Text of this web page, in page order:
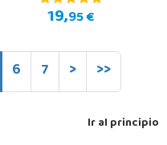
19,95 €
6 7 > >>
Ir al principio